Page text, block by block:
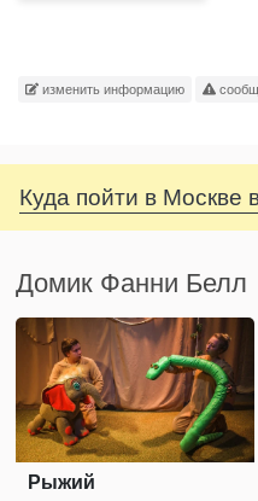
изменить информацию
Куда пойти в Москве
Домик Фанни Белл
Рыжий